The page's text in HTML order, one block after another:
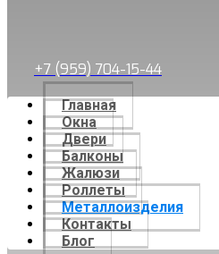
+7 (959) 704-15-44
Главная
Окна
Двери
Балконы
Жалюзи
Роллеты
Металлоизделия
Контакты
Блог